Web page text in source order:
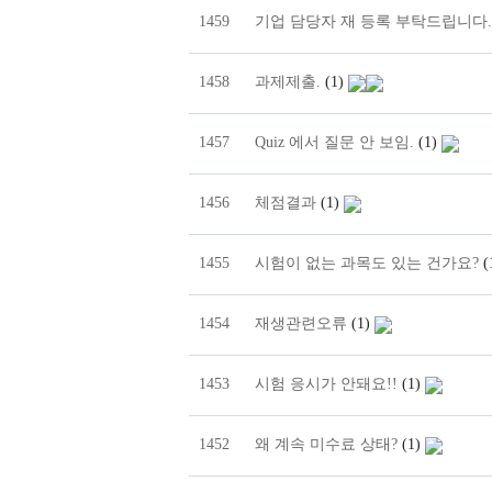
1459 기업 담당자 재 등록 부탁드립니다.
1458 과제제출. (1)
1457 Quiz 에서 질문 안 보임. (1)
1456 체점결과 (1)
1455 시험이 없는 과목도 있는 건가요?
1454 재생관련오류 (1)
1453 시험 응시가 안돼요!! (1)
1452 왜 계속 미수료 상태? (1)